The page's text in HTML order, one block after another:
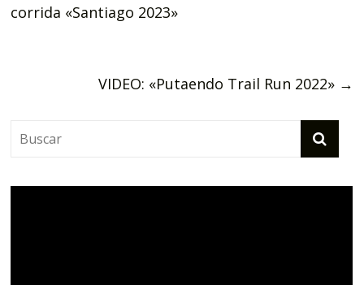
corrida «Santiago 2023»
VIDEO: «Putaendo Trail Run 2022» →